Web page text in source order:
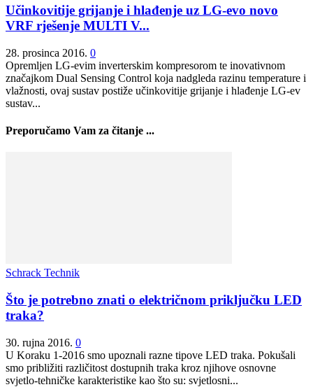
Učinkovitije grijanje i hlađenje uz LG-evo novo
VRF rješenje MULTI V...
28. prosinca 2016. 0
Opremljen LG-evim inverterskim kompresorom te inovativnom
značajkom Dual Sensing Control koja nadgleda razinu temperature i
vlažnosti, ovaj sustav postiže učinkovitije grijanje i hlađenje LG-ev
sustav...
Preporučamo Vam za čitanje ...
Schrack Technik
Što je potrebno znati o električnom priključku LED
traka?
30. rujna 2016. 0
U Koraku 1-2016 smo upoznali razne tipove LED traka. Pokušali
smo približiti različitost dostupnih traka kroz njihove osnovne
svjetlo-tehničke karakteristike kao što su: svjetlosni...